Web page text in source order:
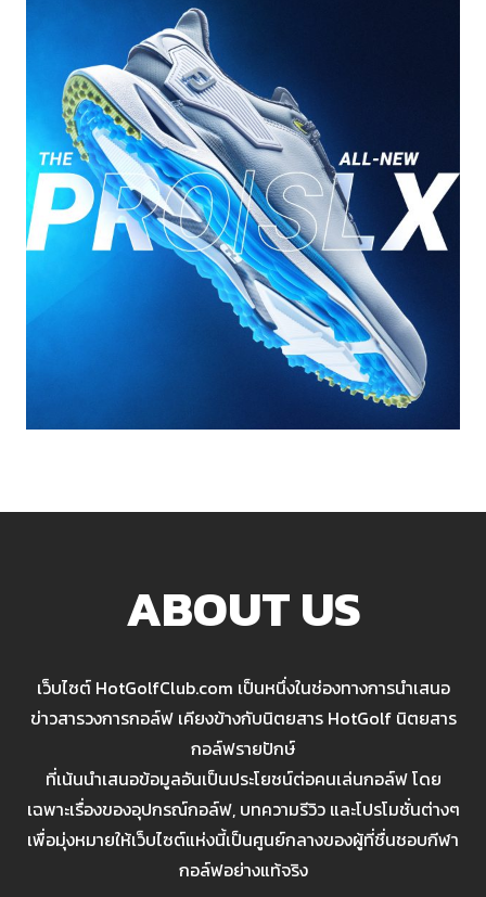
ABOUT US
เว็บไซต์ HotGolfClub.com เป็นหนึ่งในช่องทางการนำเสนอ
ข่าวสารวงการกอล์ฟ เคียงข้างกับนิตยสาร HotGolf นิตยสาร
กอล์ฟรายปักษ์
ที่เน้นนำเสนอข้อมูลอันเป็นประโยชน์ต่อคนเล่นกอล์ฟ โดย
เฉพาะเรื่องของอุปกรณ์กอล์ฟ, บทความรีวิว และโปรโมชั่นต่างๆ
เพื่อมุ่งหมายให้เว็บไซต์แห่งนี้เป็นศูนย์กลางของผู้ที่ชื่นชอบกีฬา
กอล์ฟอย่างแท้จริง